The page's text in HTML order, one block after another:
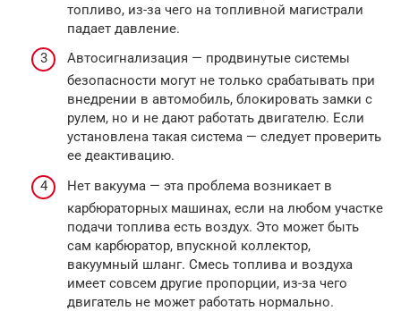
топливо, из-за чего на топливной магистрали
падает давление.
Автосигнализация — продвинутые системы
безопасности могут не только срабатывать при
внедрении в автомобиль, блокировать замки с
рулем, но и не дают работать двигателю. Если
установлена такая система — следует проверить
ее деактивацию.
Нет вакуума — эта проблема возникает в
карбюраторных машинах, если на любом участке
подачи топлива есть воздух. Это может быть
сам карбюратор, впускной коллектор,
вакуумный шланг. Смесь топлива и воздуха
имеет совсем другие пропорции, из-за чего
двигатель не может работать нормально.